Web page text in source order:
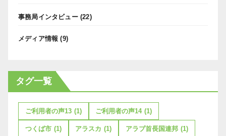
事務局インタビュー(22)
メディア情報 (9)
タグ一覧
ご利用者の声13 (1) ご利用者の声14 (1)
つくば市 (1) アラスカ (1) アラブ首長国連邦 (1)